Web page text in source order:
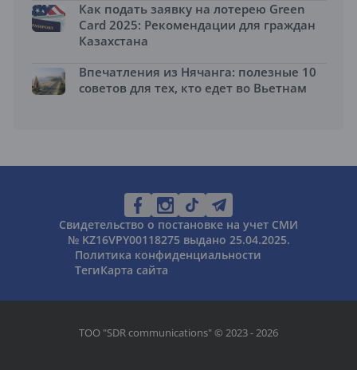
Как подать заявку на лотерею Green
Card 2025: Рекомендации для граждан
Казахстана
Впечатления из Нячанга: полезные 10
советов для тех, кто едет во Вьетнам
Свидетельство о постановке на учет СМИ
№ KZ16VPY00118275 выдано 25.04.2025.
Политика конфиденциальности
ТегиКарта сайта
ТОО "SDR communications" © 2023 - 2026